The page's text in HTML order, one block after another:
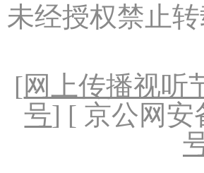
未经授权禁止
[网上传播视听
号] [ 京公网安